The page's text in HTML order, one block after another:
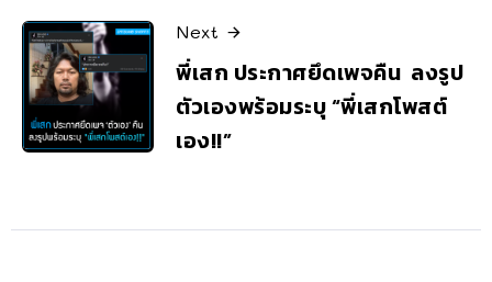
Next
พี่เสก ประกาศยึดเพจคืน ลงรูป
ตัวเองพร้อมระบุ “พี่เสกโพสต์
เอง!!”